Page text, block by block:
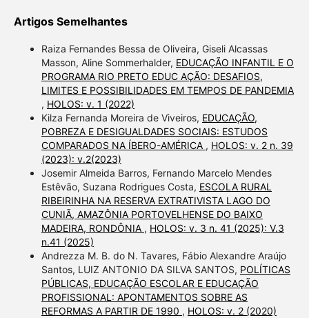
Artigos Semelhantes
Raiza Fernandes Bessa de Oliveira, Giseli Alcassas
Masson, Aline Sommerhalder, EDUCAÇÃO INFANTIL E O
PROGRAMA RIO PRETO EDUC AÇÃO: DESAFIOS,
LIMITES E POSSIBILIDADES EM TEMPOS DE PANDEMIA
, HOLOS: v. 1 (2022)
Kilza Fernanda Moreira de Viveiros, EDUCAÇÃO,
POBREZA E DESIGUALDADES SOCIAIS: ESTUDOS
COMPARADOS NA ÍBERO-AMÉRICA , HOLOS: v. 2 n. 39
(2023): v.2(2023)
Josemir Almeida Barros, Fernando Marcelo Mendes
Estêvão, Suzana Rodrigues Costa, ESCOLA RURAL
RIBEIRINHA NA RESERVA EXTRATIVISTA LAGO DO
CUNIÃ, AMAZÔNIA PORTOVELHENSE DO BAIXO
MADEIRA, RONDÔNIA , HOLOS: v. 3 n. 41 (2025): V.3
n.41 (2025)
Andrezza M. B. do N. Tavares, Fábio Alexandre Araújo
Santos, LUIZ ANTONIO DA SILVA SANTOS, POLÍTICAS
PÚBLICAS, EDUCAÇÃO ESCOLAR E EDUCAÇÃO
PROFISSIONAL: APONTAMENTOS SOBRE AS
REFORMAS A PARTIR DE 1990 , HOLOS: v. 2 (2020)